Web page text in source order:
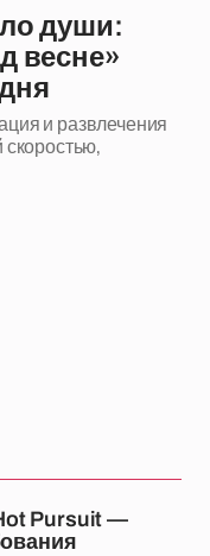
души:
весне»
и развлечения
скоростью,
Pursuit —